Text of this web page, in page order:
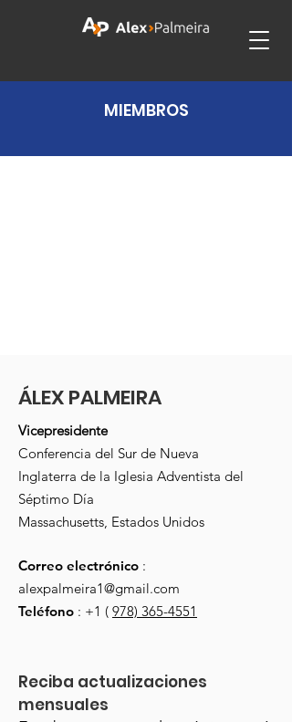
MIEMBROS
ÁLEX PALMEIRA
Vicepresidente
Conferencia del Sur de Nueva
Inglaterra de la Iglesia Adventista del
Séptimo Día
Massachusetts, Estados Unidos
Correo electrónico :
alexpalmeira1@gmail.com
Teléfono : +1 ( 978) 365-4551
Reciba actualizaciones
mensuales